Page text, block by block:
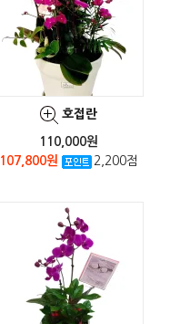
호접란
110,000원
107,800원
2,200점